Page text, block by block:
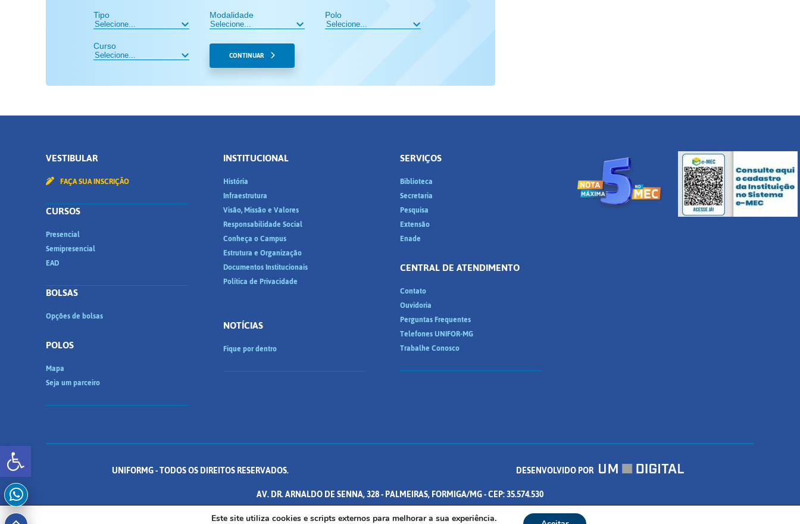
Abrir a barra de ferramentas
Tipo Modalidade Polo
Curso
CONTINUAR
VESTIBULAR
FAÇA SUA INSCRIÇÃO
CURSOS
Presencial
Semipresencial
EAD
BOLSAS
Opções de bolsas
POLOS
Mapa
Seja um parceiro
INSTITUCIONAL
História
Infraestrutura
Visão, Missão e Valores
Responsabilidade Social
Conheça o Campus
Estrutura e Organização
Documentos Institucionais
Política de Privacidade
NOTÍCIAS
Fique por dentro
SERVIÇOS
Biblioteca
Secretaria
Pesquisa
Extensão
Enade
CENTRAL DE ATENDIMENTO
Contato
Ouvidoria
Perguntas Frequentes
Telefones UNIFOR-MG
Trabalhe Conosco
UNIFORMG - TODOS OS DIREITOS RESERVADOS.
DESENVOLVIDO POR
AV. DR. ARNALDO DE SENNA, 328 - PALMEIRAS, FORMIGA/MG - CEP: 35.574.530
Este site utiliza cookies e scripts externos para melhorar a sua experiência.